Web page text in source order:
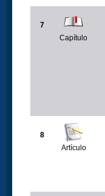
7
Capítulo
8
Artículo